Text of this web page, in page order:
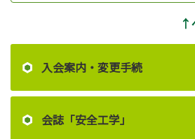
入会案内・変更手続
会誌「安全工学」
↑